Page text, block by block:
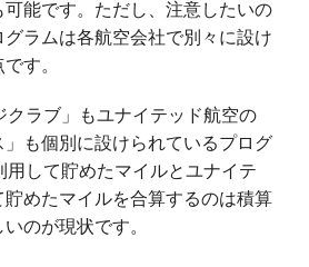
能です。ただし、注意したいの
ラムは各航空会社で別々に設け
す。
クラブ」もユナイテッド航空の
」も個別に設けられているプログ
用して貯めたマイルとユナイテ
貯めたマイルを合算するのは積算
のが現状です。